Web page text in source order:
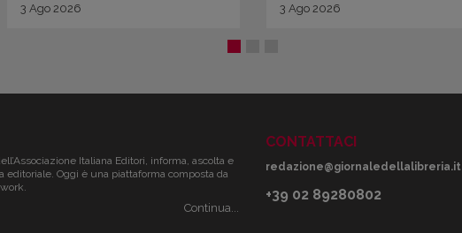
3 Ago 2026 3 Ago 2026
Italiana Editori, informa, ascolta e
Oggi è una piattaforma composta da
Continua...
CONTATTACI
redazione@giornaledellalibreria.it
+39 02 89280802